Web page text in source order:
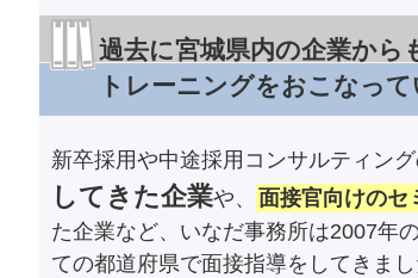
過去に宮城県内の企業から
トレーニングをおこなっ
新卒採用や中途採用コンサルティン
してきた企業や、 面接官向けのセ
た企業など、いなだ事務所は2007年
ての都道府県で面接指導をしてきまし